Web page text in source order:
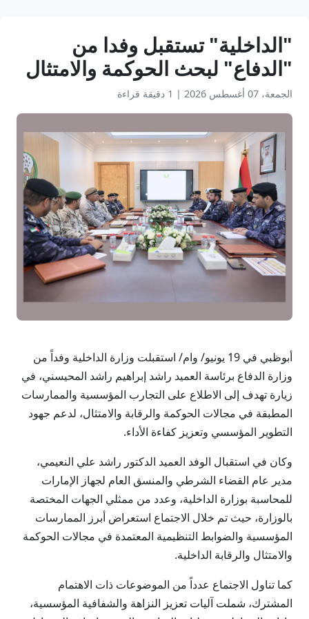
"الداخلية" تستقبل وفدا من
"الدفاع" لبحث الحوكمة والامتثال
الجمعة، 07 أغسطس 2026 | 1 دقيقة قراءة
أبوظبي في 19 يونيو/ وام/ استقبلت وزارة الداخلية وفداً من
وزارة الدفاع برئاسة العميد راشد إبراهيم راشد المحيسني، في
زيارة تهدف إلى الاطلاع على التجارب المؤسسية والممارسات
المطبقة في مجالات الحوكمة والرقابة والامتثال، لدعم جهود
التطوير المؤسسي وتعزيز كفاءة الأداء.
وكان في استقبال الوفد العميد الدكتور راشد علي النعيمي،
مدير عام القضاء الشرطي والمنسق العام لجهاز الإمارات
للمحاسبة بوزارة الداخلية، وعدد من ممثلي الجهات المختصة
بالوزارة، حيث تم خلال الاجتماع استعراض أبرز الممارسات
المؤسسية والضوابط التنظيمية المعتمدة في مجالات الحوكمة
والامتثال والرقابة الداخلية.
كما تناول الاجتماع عدداً من الموضوعات ذات الاهتمام
المشترك، شملت آليات تعزيز النزاهة والشفافية المؤسسية،